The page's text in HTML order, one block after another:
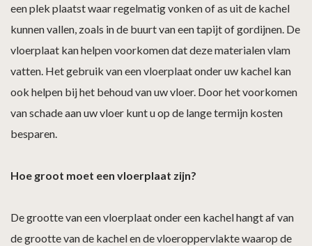
een plek plaatst waar regelmatig vonken of as uit de kachel
kunnen vallen, zoals in de buurt van een tapijt of gordijnen. De
vloerplaat kan helpen voorkomen dat deze materialen vlam
vatten. Het gebruik van een vloerplaat onder uw kachel kan
ook helpen bij het behoud van uw vloer. Door het voorkomen
van schade aan uw vloer kunt u op de lange termijn kosten
besparen.
Hoe groot moet een vloerplaat zijn?
De grootte van een vloerplaat onder een kachel hangt af van
de grootte van de kachel en de vloeroppervlakte waarop de